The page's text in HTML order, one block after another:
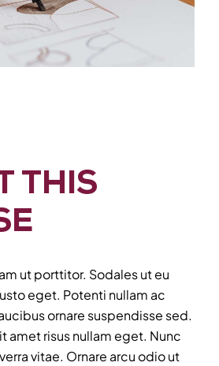
THIS
ut porttitor. Sodales ut eu
eget. Potenti nullam ac
ornare suspendisse sed.
amet risus nullam eget. Nunc
vitae. Ornare arcu odio ut